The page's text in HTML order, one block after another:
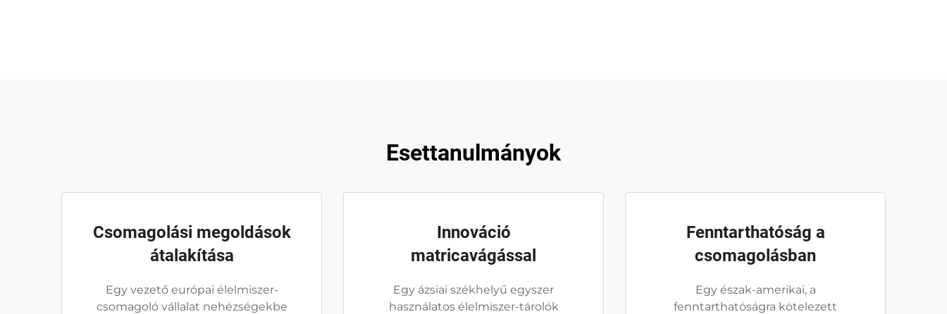
Esettanulmányok
Csomagolási megoldások
átalakítása
Egy vezető európai élelmiszer-
csomagoló vállalat nehézségekbe
Innováció
matricavágással
Egy ázsiai székhelyű egyszer
használatos élelmiszer-tárolók
Fenntarthatóság a
csomagolásban
Egy észak-amerikai, a
fenntarthatóságra kötelezett